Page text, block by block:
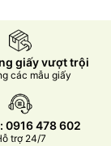
giấy vượt trội
các mẫu giấy
0916 478 602
trợ 24/7